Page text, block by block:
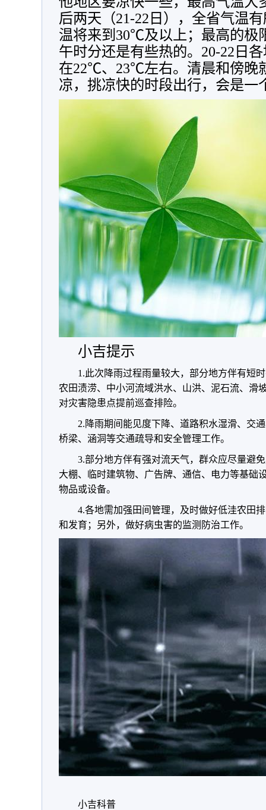
后两天（21-22日），全省气温
温将来到30℃及以上；最高的极
午时分还是有些热的。20-22日
在22℃、23℃左右。清晨和傍晚
凉，挑凉快的时段出行，会是一
小吉提示
1.此次降雨过程雨量较大，部分地方伴有短
农田渍涝、中小河流域洪水、山洪、泥石流、滑
对灾害隐患点提前巡查排险。
2.降雨期间能见度下降、道路积水湿滑、交
桥梁、涵洞等交通疏导和安全管理工作。
3.部分地方伴有强对流天气，群众应尽量避
大棚、临时建筑物、广告牌、通信、电力等基础
物品或设备。
4.各地需加强田间管理，及时做好低洼农田
和发育；另外，做好病虫害的监测防治工作。
小吉科普